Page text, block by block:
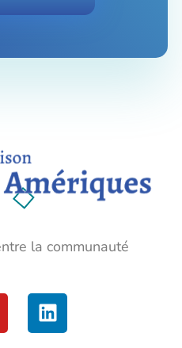
la communauté